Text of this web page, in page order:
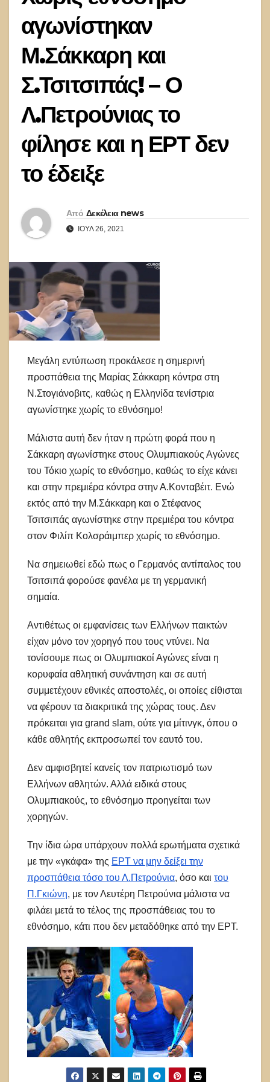
αγωνίστηκαν
Μ.Σάκκαρη και
Σ.Τσιτσιπάς! – Ο
Λ.Πετρούνιας το
φίλησε και η ΕΡΤ δεν
το έδειξε
Από Δεκέλεια news
ΙΟΎΛ 26, 2021
Μεγάλη εντύπωση προκάλεσε η σημερινή
προσπάθεια της Μαρίας Σάκκαρη κόντρα στη
Ν.Στογιάνοβιτς, καθώς η Ελληνίδα τενίστρια
αγωνίστηκε χωρίς το εθνόσημο!
Μάλιστα αυτή δεν ήταν η πρώτη φορά που η
Σάκκαρη αγωνίστηκε στους Ολυμπιακούς Αγώνες
του Τόκιο χωρίς το εθνόσημο, καθώς το είχε κάνει
και στην πρεμιέρα κόντρα στην Α.Κονταβέιτ. Ενώ
εκτός από την Μ.Σάκκαρη και ο Στέφανος
Τσιτσιπάς αγωνίστηκε στην πρεμιέρα του κόντρα
στον Φιλίπ Κολσράιμπερ χωρίς το εθνόσημο.
Να σημειωθεί εδώ πως ο Γερμανός αντίπαλος του
Τσιτσιπά φορούσε φανέλα με τη γερμανική
σημαία.
Αντιθέτως οι εμφανίσεις των Ελλήνων παικτών
είχαν μόνο τον χορηγό που τους ντύνει. Να
τονίσουμε πως οι Ολυμπιακοί Αγώνες είναι η
κορυφαία αθλητική συνάντηση και σε αυτή
συμμετέχουν εθνικές αποστολές, οι οποίες είθισται
να φέρουν τα διακριτικά της χώρας τους. Δεν
πρόκειται για grand slam, ούτε για μίτινγκ, όπου ο
κάθε αθλητής εκπροσωπεί τον εαυτό του.
Δεν αμφισβητεί κανείς τον πατριωτισμό των
Ελλήνων αθλητών. Αλλά ειδικά στους
Ολυμπιακούς, το εθνόσημο προηγείται των
χορηγών.
Την ίδια ώρα υπάρχουν πολλά ερωτήματα σχετικά
με την «γκάφα» της ΕΡΤ να μην δείξει την
προσπάθεια τόσο του Λ.Πετρούνια, όσο και του
Π.Γκιώνη, με τον Λευτέρη Πετρούνια μάλιστα να
φιλάει μετά το τέλος της προσπάθειας του το
εθνόσημο, κάτι που δεν μεταδόθηκε από την ΕΡΤ.